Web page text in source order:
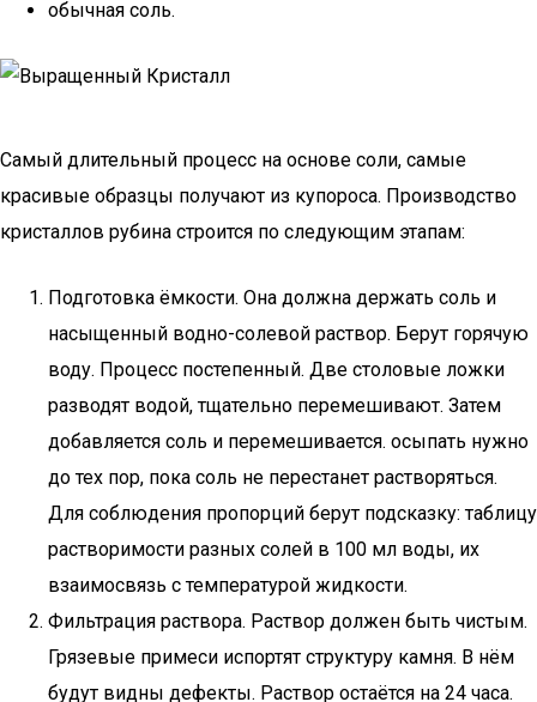
обычная соль.
Самый длительный процесс на основе соли, самые
красивые образцы получают из купороса. Производство
кристаллов рубина строится по следующим этапам:
Подготовка ёмкости. Она должна держать соль и
насыщенный водно-солевой раствор. Берут горячую
воду. Процесс постепенный. Две столовые ложки
разводят водой, тщательно перемешивают. Затем
добавляется соль и перемешивается. осыпать нужно
до тех пор, пока соль не перестанет растворяться.
Для соблюдения пропорций берут подсказку: таблицу
растворимости разных солей в 100 мл воды, их
взаимосвязь с температурой жидкости.
Фильтрация раствора. Раствор должен быть чистым.
Грязевые примеси испортят структуру камня. В нём
будут видны дефекты. Раствор остаётся на 24 часа.